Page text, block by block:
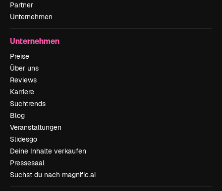
Partner
Unternehmen
Unternehmen
Preise
Über uns
Reviews
Karriere
Suchtrends
Blog
Veranstaltungen
Slidesgo
Deine Inhalte verkaufen
Pressesaal
Suchst du nach magnific.ai